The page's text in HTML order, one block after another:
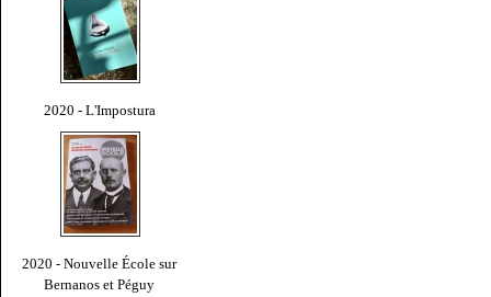
2020 - L'Impostura
2020 - Nouvelle École sur
Bernanos et Péguy